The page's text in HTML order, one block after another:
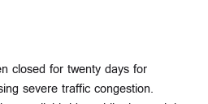
closed for twenty days for
severe traffic congestion.